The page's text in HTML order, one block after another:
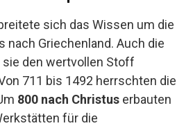
sich das Wissen um die
nach Griechenland. Auch die
sie den wertvollen Stoff
711 bis 1492 herrschten die
800 nach Christus erbauten
für die